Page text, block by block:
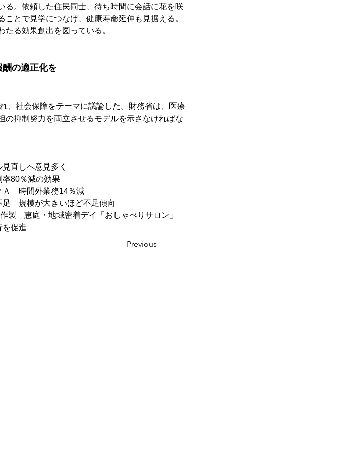
る。依頼した住民同士、待ち時間に会話に花を咲
とで見学につなげ、健康寿命延伸も見据える。
る効果創出を図っている。
の適正化を
社会保障をテーマに議論した。財務省は、医療
抑制努力を両立させるモデルを示さなければな
直しへ意見多く
80％減の効果
　時間外業務14％減
　規模が大きいほど不足傾向
製　恵庭・地域密着デイ「おしゃべりサロン」
を促進
Previous